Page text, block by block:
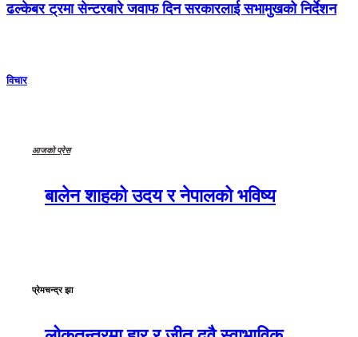
ढल्केबर ट्रमा सेन्टरबारे जवाफ दिन सरकारलाई सभामुखको निर्देशन
विचार
आजको प्रेस
बालेन शाहको उदय र नेपालको भविष्य
प्रेमचन्द्र झा